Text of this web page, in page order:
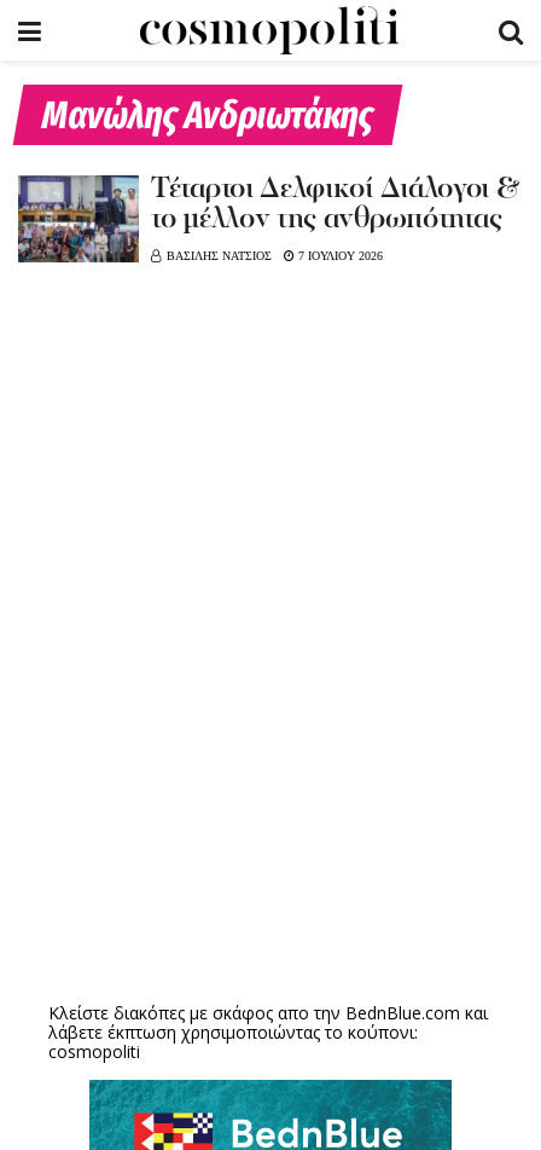
Μανώλης Ανδριωτάκης
Τέταρτοι Δελφικοί Διάλογοι &
το μέλλον της ανθρωπότητας
ΒΑΣΙΛΗΣ ΝΑΤΣΙΟΣ 7 ΙΟΥΛΙΟΥ 2026
Κλείστε διακόπες με σκάφος απο την BednBlue.com και
λάβετε έκπτωση χρησιμοποιώντας το κούπονι:
cosmopoliti